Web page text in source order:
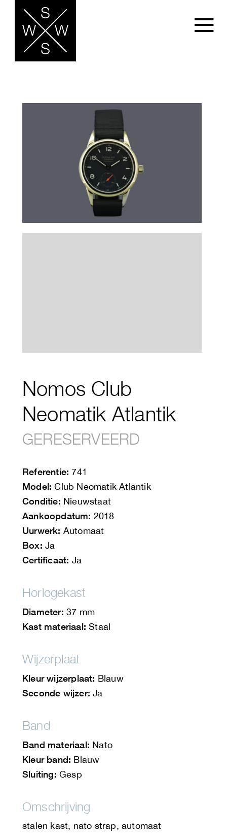
Nomos Club
Neomatik Atlantik
GERESERVEERD
Referentie: 741
Model: Club Neomatik Atlantik
Conditie: Nieuwstaat
Aankoopdatum: 2018
Uurwerk: Automaat
Box: Ja
Certificaat: Ja
Horlogekast
Diameter: 37 mm
Kast materiaal: Staal
Wijzerplaat
Kleur wijzerplaat: Blauw
Seconde wijzer: Ja
Band
Band materiaal: Nato
Kleur band: Blauw
Sluiting: Gesp
Omschrijving
stalen kast, nato strap, automaat